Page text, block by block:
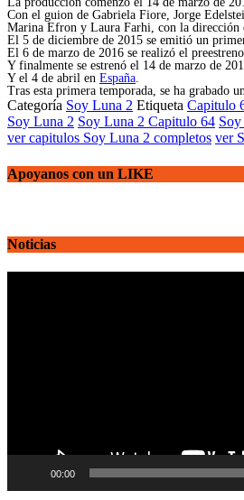
Con el guion de Gabriela Fiore, Jorge
Marina Efron y Laura Farhi, con la dirección
El 5 de diciembre de 2015 se emitió un
El 6 de marzo de 2016 se realizó el
Y finalmente se estrenó el 14 de marzo de
Y el 4 de abril en España.
Tras esta primera temporada, se ha grabado
Categoría Soy Luna 2 Etiqueta Capitulo
Soy Luna 2 Soy Luna 2 Capitulo 64
ver capitulos Soy Luna 2 completos ver
Apoyanos con un LIKE
Noticias
00:00